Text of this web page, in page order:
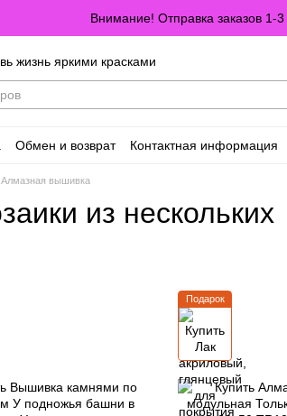
Внимание! Отправка заказов 1-
жизнь яркими красками
Обмен и возврат Контактная информация
Алмазная вышивка
из нескольких
Подарок